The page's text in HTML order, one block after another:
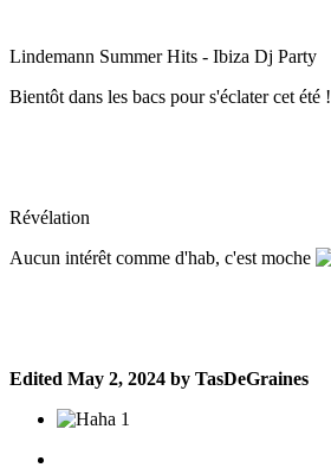
Lindemann Summer Hits - Ibiza Dj Party
Bientôt dans les bacs pour s'éclater cet été !
Révélation
Aucun intérêt comme d'hab, c'est moche
Edited May 2, 2024 by TasDeGraines
1